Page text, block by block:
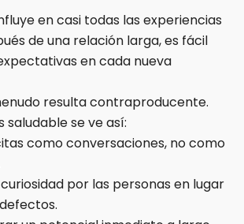
en casi todas las experiencias
de una relación larga, es fácil
en cada nueva
resulta contraproducente.
saludable se ve así:
como conversaciones, no como
por las personas en lugar